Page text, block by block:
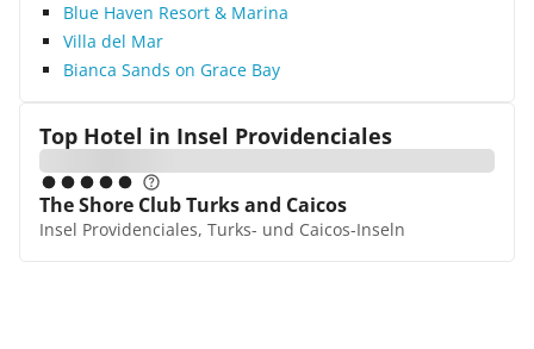
Blue Haven Resort & Marina
Villa del Mar
Bianca Sands on Grace Bay
Top Hotel in Insel Providenciales
The Shore Club Turks and Caicos
Insel Providenciales, Turks- und Caicos-Inseln